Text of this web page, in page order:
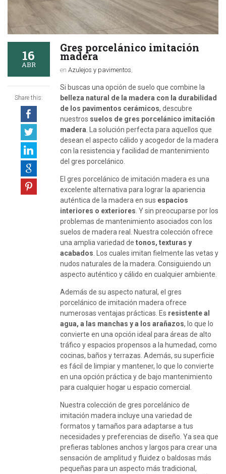
16
ABR
Share this:
Gres porcelánico imitación
madera
en Azulejos y pavimentos
Si buscas una opción de suelo que combine la
belleza natural de la madera con la durabilidad
de los pavimentos cerámicos, descubre
nuestros suelos de gres porcelánico imitación
madera . La solución perfecta para aquellos que
desean el aspecto cálido y acogedor de la madera
con la resistencia y facilidad de mantenimiento
del gres porcelánico.
El gres porcelánico de imitación madera es una
excelente alternativa para lograr la apariencia
auténtica de la madera en sus espacios
interiores o exteriores . Y sin preocuparse por los
problemas de mantenimiento asociados con los
suelos de madera real. Nuestra colección ofrece
una amplia variedad de tonos, texturas y
acabados . Los cuales imitan fielmente las vetas y
nudos naturales de la madera. Consiguiendo un
aspecto auténtico y cálido en cualquier ambiente.
Además de su aspecto natural, el gres
porcelánico de imitación madera ofrece
numerosas ventajas prácticas. Es resistente al
agua, a las manchas y a los arañazos, lo que lo
convierte en una opción ideal para áreas de alto
tráfico y espacios propensos a la humedad, como
cocinas, baños y terrazas. Además, su superficie
es fácil de limpiar y mantener, lo que lo convierte
en una opción práctica y de bajo mantenimiento
para cualquier hogar u espacio comercial.
Nuestra colección de gres porcelánico de
imitación madera incluye una variedad de
formatos y tamaños para adaptarse a tus
necesidades y preferencias de diseño. Ya sea que
prefieras tablones anchos y largos para crear una
sensación de amplitud y fluidez o baldosas más
pequeñas para un aspecto más tradicional,